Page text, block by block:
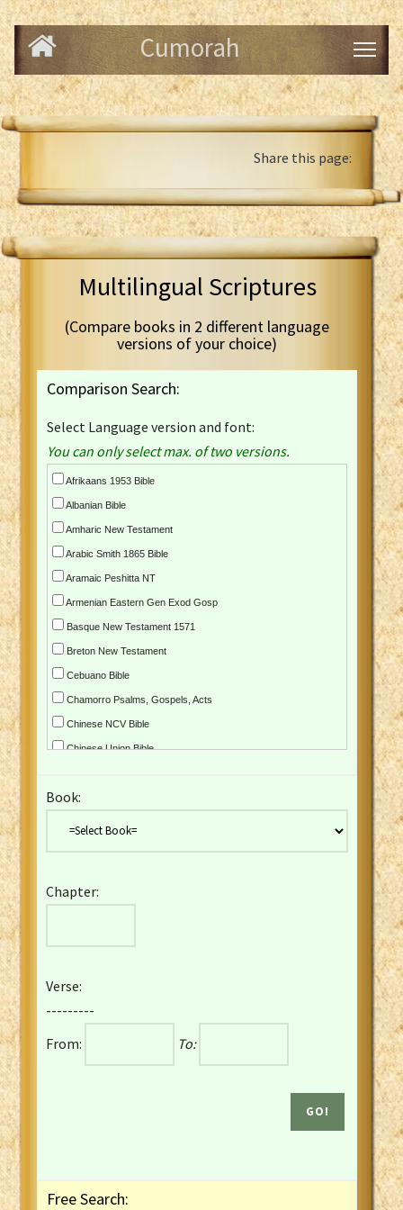
Cumorah
Share this page:
Multilingual Scriptures
(Compare books in 2 different language
versions of your choice)
Comparison Search:
Select Language version and font:
You can only select max. of two versions.
Afrikaans 1953 Bible
Albanian Bible
Amharic New Testament
Arabic Smith 1865 Bible
Aramaic Peshitta NT
Armenian Eastern Gen Exod Gosp
Basque New Testament 1571
Breton New Testament
Cebuano Bible
Chamorro Psalms, Gospels, Acts
Chinese NCV Bible
Chinese Union Bible
Czech Kralicka Bible
English YLT 1898 Bible
French Darby Bible
French Louis Segond Bible
Gaelic (Manx) Selections
Gaelic (Scottish) Mark
Book:
Chapter:
Verse:
---------
From:
To:
Free Search: